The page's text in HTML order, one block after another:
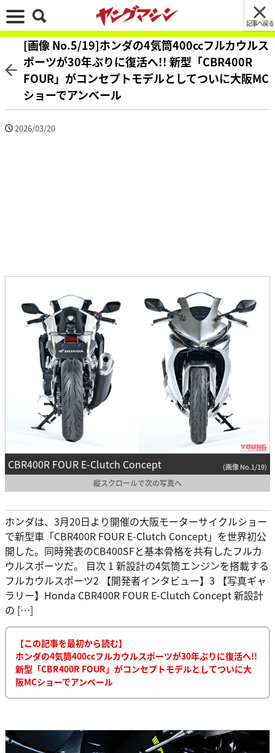
記事へ戻る
[画像 No.5/19]ホンダの4気筒400ccフルカウルス
ポーツが30年ぶりに復活へ!! 新型「CBR400R
FOUR」がコンセプトモデルとしてついに大阪MC
ショーでアンベール
2026/03/20
CBR400R FOUR E-Clutch Concept (画像 No.1/19)
縦スクロールで次の写真へ
ホンダは、3月20日より開催の大阪モーターサイクルショー
で新型車「CBR400R FOUR E-Clutch Concept」を世界初公
開した。同時発表のCB400SFと基本骨格を共有したフルカ
ウルスポーツだ。 目次 1 新設計の4気筒エンジンを搭載する
フルカウルスポーツ2 【開発者インタビュー】3 【写真ギャ
ラリー】Honda CBR400R FOUR E-Clutch Concept 新設計
の […]
【この記事を最初から読む】
ホンダの4気筒400ccフルカウルスポーツが30年ぶりに復活へ!!
新型「CBR400R FOUR」がコンセプトモデルとしてついに大
阪MCショーでアンベール